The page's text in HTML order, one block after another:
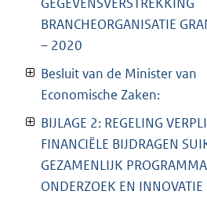
BRANCHEORGANISATIE
– 2020
Besluit van de Minister van
Economische Zaken:
BIJLAGE 2: REGELING
FINANCIËLE BIJDRAGEN
GEZAMENLIJK PROGRAMMA
ONDERZOEK EN INNOVATIE